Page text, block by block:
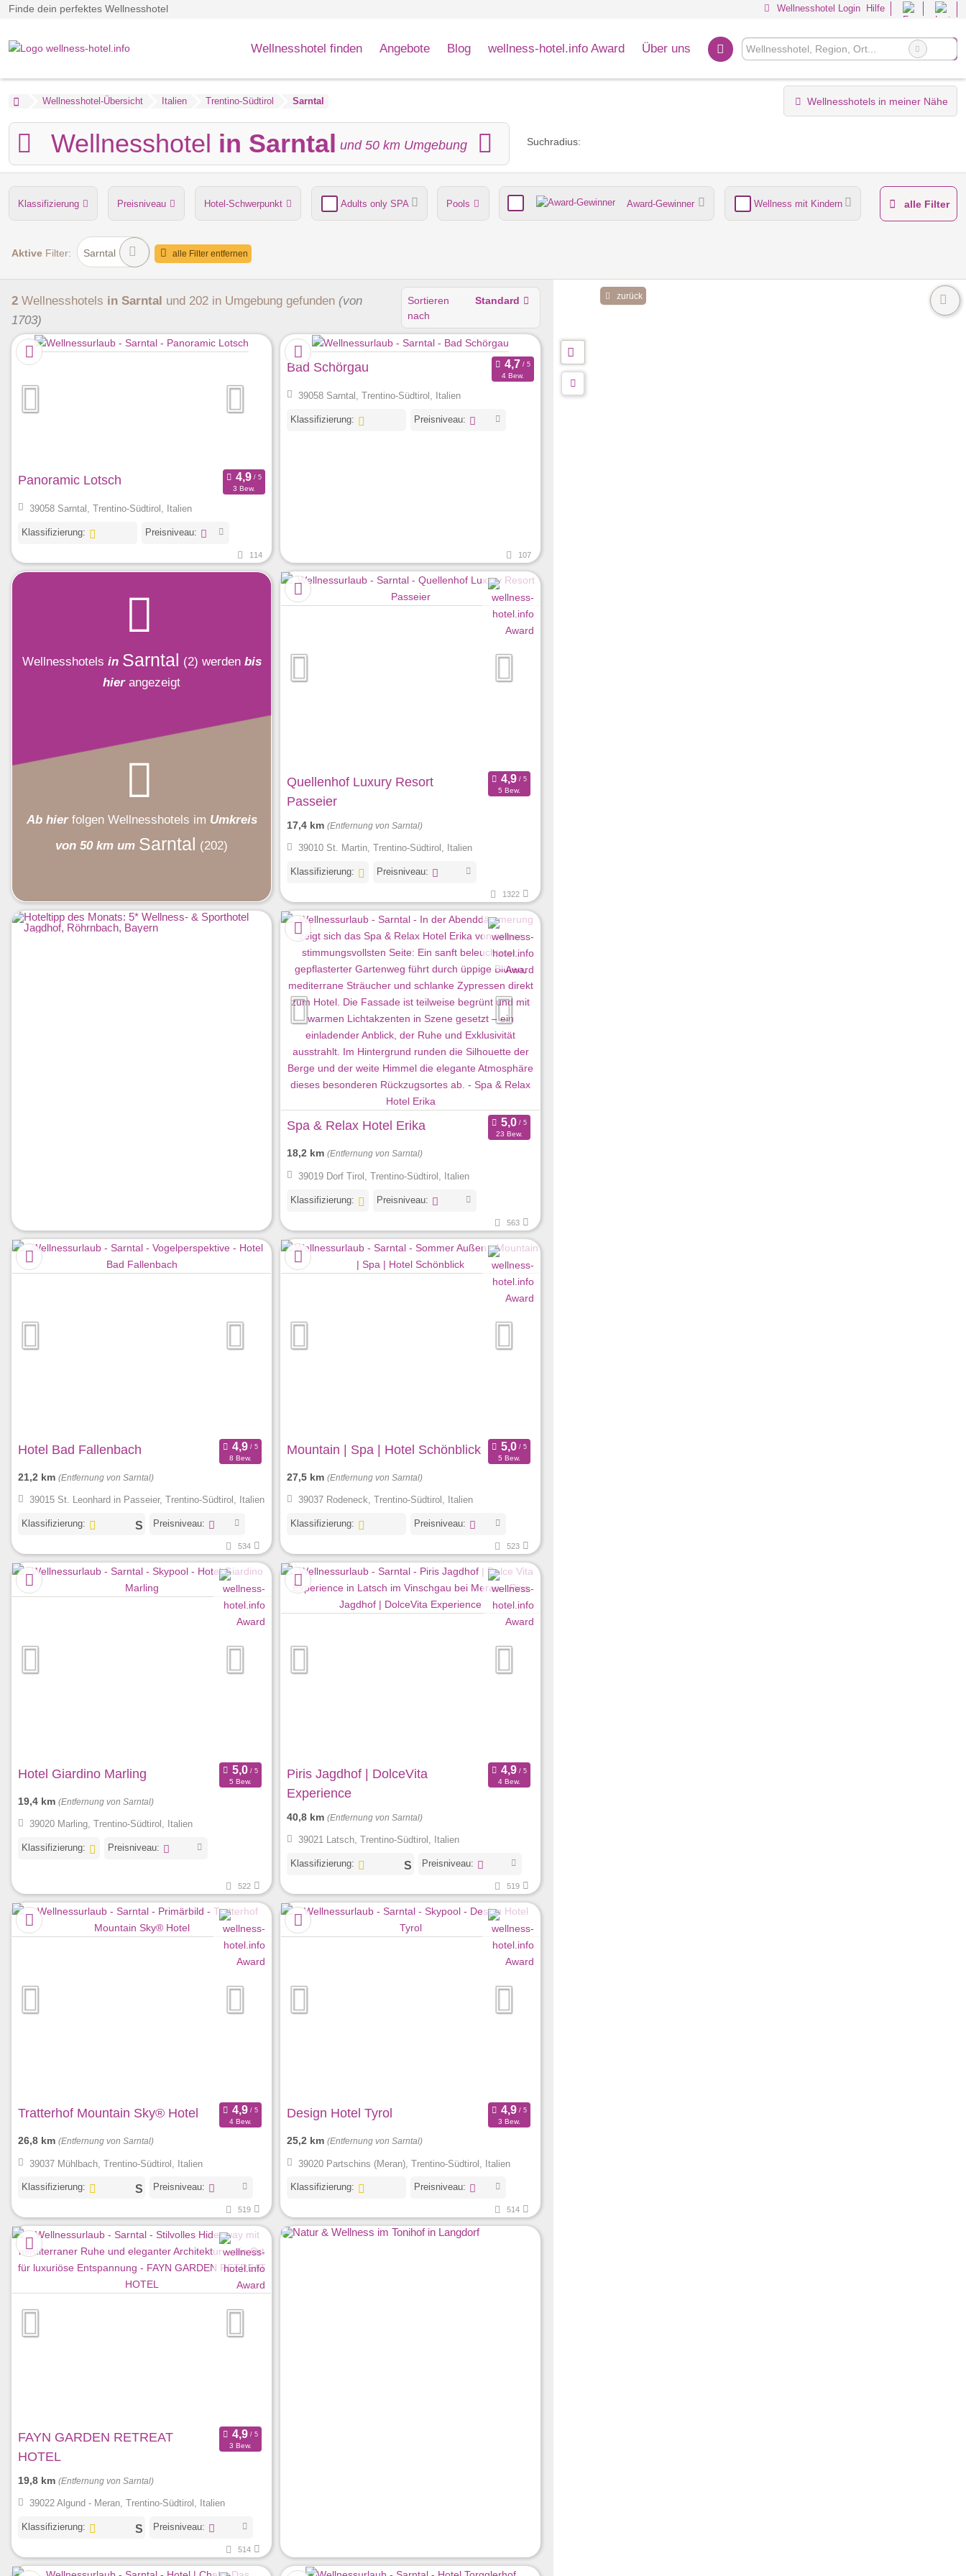
Finde dein perfektes Wellnesshotel Wellnesshotel Login Hilfe
Wellnesshotel finden Angebote Blog wellness-hotel.info Award Über uns
Wellnesshotel-Übersicht Italien Trentino-Südtirol Sarntal Wellnesshotels in meiner Nähe
Wellnesshotel in Sarntal und 50 km Umgebung Suchradius:
Klassifizierung Preisniveau Hotel-Schwerpunkt Adults only SPA Pools Award-Gewinner Wellness mit Kindern
Anzahl der Saunen Dampfbad Verpflegung
alle Filter
Aktive Filter: Sarntal alle Filter entfernen
2 Wellnesshotels in Sarntal und 202 in Umgebung gefunden (von
1703)
Sortieren
nach
Standard
Panoramic Lotsch
3 Bew.
39058 Sarntal, Trentino-Südtirol, Italien
Klassifizierung: Preisniveau:
114
Bad Schörgau
4 Bew.
39058 Sarntal, Trentino-Südtirol, Italien
Klassifizierung: Preisniveau:
107
Wellnesshotels in Sarntal (2) werden bis
hierangezeigt
Ab hier folgen Wellnesshotels im Umkreis
von 50 km um Sarntal (202)
Quellenhof Luxury Resort
Passeier
5 Bew.
17,4 km (Entfernung von Sarntal)
39010 St. Martin, Trentino-Südtirol, Italien
Klassifizierung: Preisniveau:
1322
Spa & Relax Hotel Erika
23 Bew.
18,2 km (Entfernung von Sarntal)
39019 Dorf Tirol, Trentino-Südtirol, Italien
Klassifizierung: Preisniveau:
563
Hotel Bad Fallenbach
8 Bew.
21,2 km (Entfernung von Sarntal)
39015 St. Leonhard in Passeier, Trentino-Südtirol, Italien
Klassifizierung: Preisniveau:
534
Mountain | Spa | Hotel Schönblick
5 Bew.
27,5 km (Entfernung von Sarntal)
39037 Rodeneck, Trentino-Südtirol, Italien
Klassifizierung: Preisniveau:
523
Hotel Giardino Marling
5 Bew.
19,4 km (Entfernung von Sarntal)
39020 Marling, Trentino-Südtirol, Italien
Klassifizierung: Preisniveau:
522
Piris Jagdhof | DolceVita
Experience
4 Bew.
40,8 km (Entfernung von Sarntal)
39021 Latsch, Trentino-Südtirol, Italien
Klassifizierung: Preisniveau:
519
Tratterhof Mountain Sky® Hotel
4 Bew.
26,8 km (Entfernung von Sarntal)
39037 Mühlbach, Trentino-Südtirol, Italien
Klassifizierung: Preisniveau:
519
Design Hotel Tyrol
3 Bew.
25,2 km (Entfernung von Sarntal)
39020 Partschins (Meran), Trentino-Südtirol, Italien
Klassifizierung: Preisniveau:
514
FAYN GARDEN RETREAT
HOTEL
3 Bew.
19,8 km (Entfernung von Sarntal)
39022 Algund - Meran, Trentino-Südtirol, Italien
Klassifizierung: Preisniveau:
514
zurück